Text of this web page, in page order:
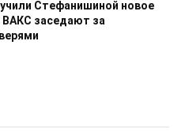
Стефанишиной новое
ВАКС заседают за